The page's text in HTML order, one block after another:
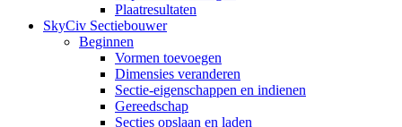
Plaatresultaten
SkyCiv Sectiebouwer
Beginnen
Vormen toevoegen
Dimensies veranderen
Sectie-eigenschappen en indienen
Gereedschap
Secties opslaan en laden